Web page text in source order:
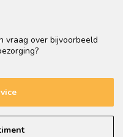
vraag over bijvoorbeeld